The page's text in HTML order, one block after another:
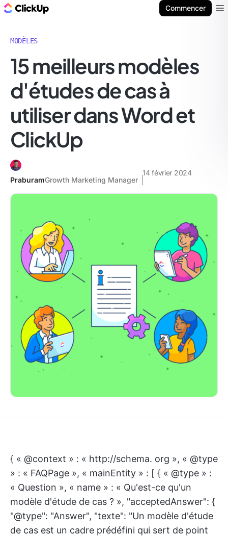
Commencer
MODÈLES
15 meilleurs modèles
d'études de cas à
utiliser dans Word et
ClickUp
PraburamGrowth Marketing Manager
14 février 2024
{ « @context » : « http://schema. org », « @type
» : « FAQPage », « mainEntity » : [ { « @type » :
« Question », « name » : « Qu'est-ce qu'un
modèle d'étude de cas ? », "acceptedAnswer": {
"@type": "Answer", "texte": "Un modèle d'étude
de cas est un cadre prédéfini qui sert de point